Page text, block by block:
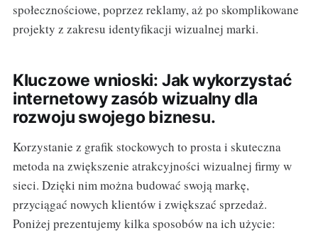
społecznościowe, poprzez reklamy, aż po skomplikowane
projekty z zakresu identyfikacji wizualnej marki.
Kluczowe wnioski: Jak wykorzystać
internetowy zasób wizualny dla
rozwoju swojego biznesu.
Korzystanie z grafik stockowych to prosta i skuteczna
metoda na zwiększenie atrakcyjności wizualnej firmy w
sieci. Dzięki nim można budować swoją markę,
przyciągać nowych klientów i zwiększać sprzedaż.
Poniżej prezentujemy kilka sposobów na ich użycie: